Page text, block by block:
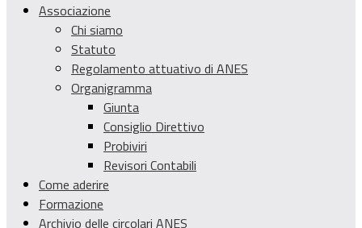
Associazione
Chi siamo
Statuto
Regolamento attuativo di ANES
Organigramma
Giunta
Consiglio Direttivo
Probiviri
Revisori Contabili
Come aderire
Formazione
Archivio delle circolari ANES